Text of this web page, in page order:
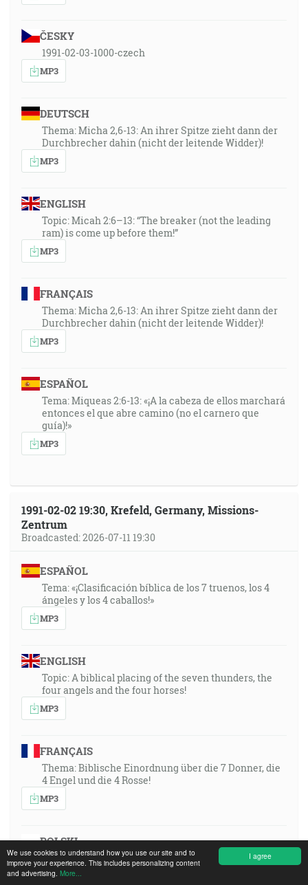
I agree
We use cookies to understand how you use our site and to
improve your experience. This includes personalizing content
and advertising. More...
ČESKY
1991-02-03-1000-czech
MP3
DEUTSCH
Thema: Micha 2,6-13: An ihrer Spitze zieht dann der
Durchbrecher dahin (nicht der leitende Widder)!
MP3
ENGLISH
Topic: Micah 2:6–13: “The breaker (not the leading
ram) is come up before them!”
MP3
FRANÇAIS
Thema: Micha 2,6-13: An ihrer Spitze zieht dann der
Durchbrecher dahin (nicht der leitende Widder)!
MP3
ESPAÑOL
Tema: Miqueas 2:6-13: «¡A la cabeza de ellos marchará
entonces el que abre camino (no el carnero que
guía)!»
MP3
1991-02-02 19:30, Krefeld, Germany, Missions-
Zentrum
Broadcasted: 2026-07-11 19:30
ESPAÑOL
Tema: «¡Clasificación bíblica de los 7 truenos, los 4
ángeles y los 4 caballos!»
MP3
ENGLISH
Topic: A biblical placing of the seven thunders, the
four angels and the four horses!
MP3
FRANÇAIS
Thema: Biblische Einordnung über die 7 Donner, die
4 Engel und die 4 Rosse!
MP3
POLSKI
Temat: Biblijne uporządkowanie 7 Gromów, 4 aniołów
i 4 koni!